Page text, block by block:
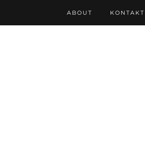
ABOUT KONTAKT